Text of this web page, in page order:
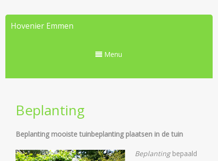
Hovenier Emmen
Menu
Beplanting
Beplanting mooiste tuinbeplanting plaatsen in de tuin
Beplantingbepaald